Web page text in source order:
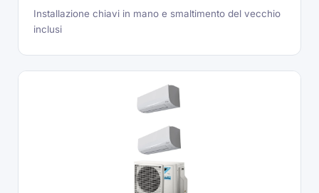
Installazione chiavi in mano e smaltimento del vecchio
inclusi